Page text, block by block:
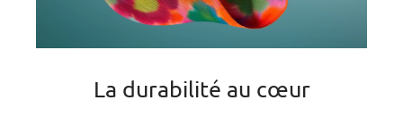
La durabilité au cœur